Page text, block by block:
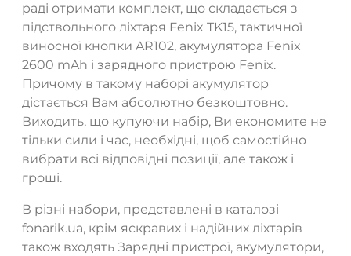
раді отримати комплект, що складається з
підствольного ліхтаря Fenix TK15, тактичної
виносної кнопки AR102, акумулятора Fenix
2600 mAh і зарядного пристрою Fenix.
Причому в такому наборі акумулятор
дістається Вам абсолютно безкоштовно.
Виходить, що купуючи набір, Ви економите не
тільки сили і час, необхідні, щоб самостійно
вибрати всі відповідні позиції, але також і
гроші.
В різні набори, представлені в каталозі
fonarik.ua, крім яскравих і надійних ліхтарів
також входять Зарядні пристрої, акумулятори,